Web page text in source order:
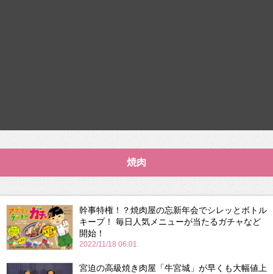
焼肉
幹事特権！？焼肉屋の忘新年会でシレッとボトル
キープ！ 毎日人気メニューが当たるガチャなど
開始！
2022/11/18 06:01
宮迫の高級焼き肉屋「牛宮城」が早くも大幅値上